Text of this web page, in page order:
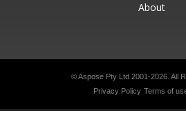
About
© Aspose Pty Ltd 2001-2026. All
Privacy Policy Terms of